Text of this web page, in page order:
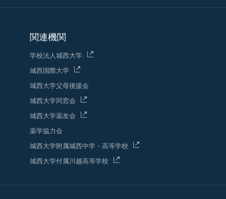
関連機関
学校法人城西大学
城西国際大学
城西大学父母後援会
城西大学同窓会
城西大学薬友会
薬学協力会
城西大学附属城西中学・高等学校
城西大学付属川越高等学校